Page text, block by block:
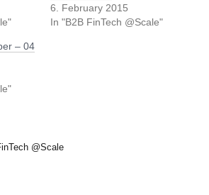
6. February 2015
In "B2B FinTech @Scale"
– 04
@Scale